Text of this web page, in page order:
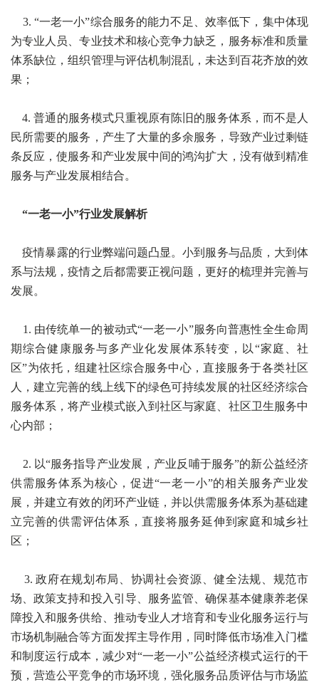
3. “一老一小”综合服务的能力不足、效率低下，集中体现
为专业人员、专业技术和核心竞争力缺乏，服务标准和质量
体系缺位，组织管理与评估机制混乱，未达到百花齐放的效
果；
4. 普通的服务模式只重视原有陈旧的服务体系，而不是人
民所需要的服务，产生了大量的多余服务，导致产业过剩链
条反应，使服务和产业发展中间的鸿沟扩大，没有做到精准
服务与产业发展相结合。
“一老一小”行业发展解析
疫情暴露的行业弊端问题凸显。小到服务与品质，大到体
系与法规，疫情之后都需要正视问题，更好的梳理并完善与
发展。
1. 由传统单一的被动式“一老一小”服务向普惠性全生命周
期综合健康服务与多产业化发展体系转变，以“家庭、社
区”为依托，组建社区综合服务中心，直接服务于各类社区
人，建立完善的线上线下的绿色可持续发展的社区经济综合
服务体系，将产业模式嵌入到社区与家庭、社区卫生服务中
心内部；
2. 以“服务指导产业发展，产业反哺于服务”的新公益经济
供需服务体系为核心，促进“一老一小”的相关服务产业发
展，并建立有效的闭环产业链，并以供需服务体系为基础建
立完善的供需评估体系，直接将服务延伸到家庭和城乡社
区；
3. 政府在规划布局、协调社会资源、健全法规、规范市
场、政策支持和投入引导、服务监管、确保基本健康养老保
障投入和服务供给、推动专业人才培育和专业化服务运行与
市场机制融合等方面发挥主导作用，同时降低市场准入门槛
和制度运行成本，减少对“一老一小”公益经济模式运行的干
预，营造公平竞争的市场环境，强化服务品质评估与市场监